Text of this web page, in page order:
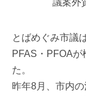
議案外
とばめぐみ市議
PFAS・PFOAが
た。
昨年8月、市内